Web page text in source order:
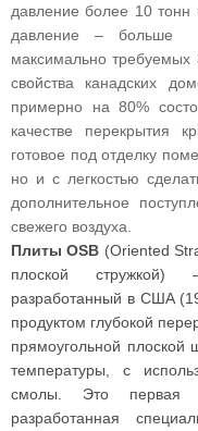
давление более 10
давление – больше
максимально требуемых
свойства канадских
примерно на 80%
качестве перекрытия
готовое под отделку
но и с легкостью
дополнительное
свежего воздуха.
Плиты OSB (Oriented
плоской стружкой)
разработанный в США
продуктом глубокой
прямоугольной плоской
температуры, с
смолы. Это первая
разработанная